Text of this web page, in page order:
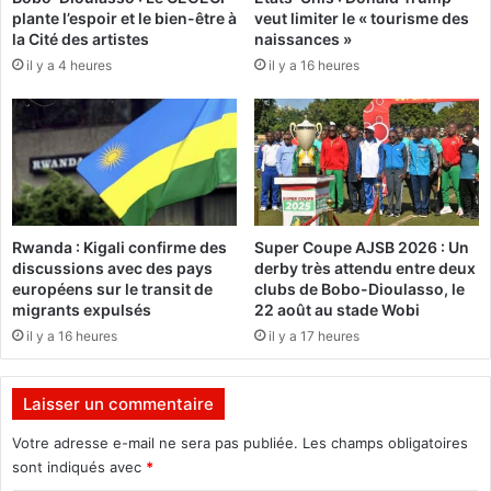
e
à
O
g
a
P
h
o
t
o
s
)
l
e
u
s
b
u
k
i
n
a
b
è
m
s
u
x
plante l’espoir et le bien-être à
la Cité des artistes
il y a 4 heures
veut limiter le « tourisme des
naissances »
il y a 16 heures
Rwanda : Kigali confirme des
discussions avec des pays
européens sur le transit de
migrants expulsés
il y a 16 heures
Super Coupe AJSB 2026 : Un
derby très attendu entre deux
clubs de Bobo-Dioulasso, le
22 août au stade Wobi
il y a 17 heures
Laisser un commentaire
Votre adresse e-mail ne sera pas publiée. Les champs obligatoires
sont indiqués avec *